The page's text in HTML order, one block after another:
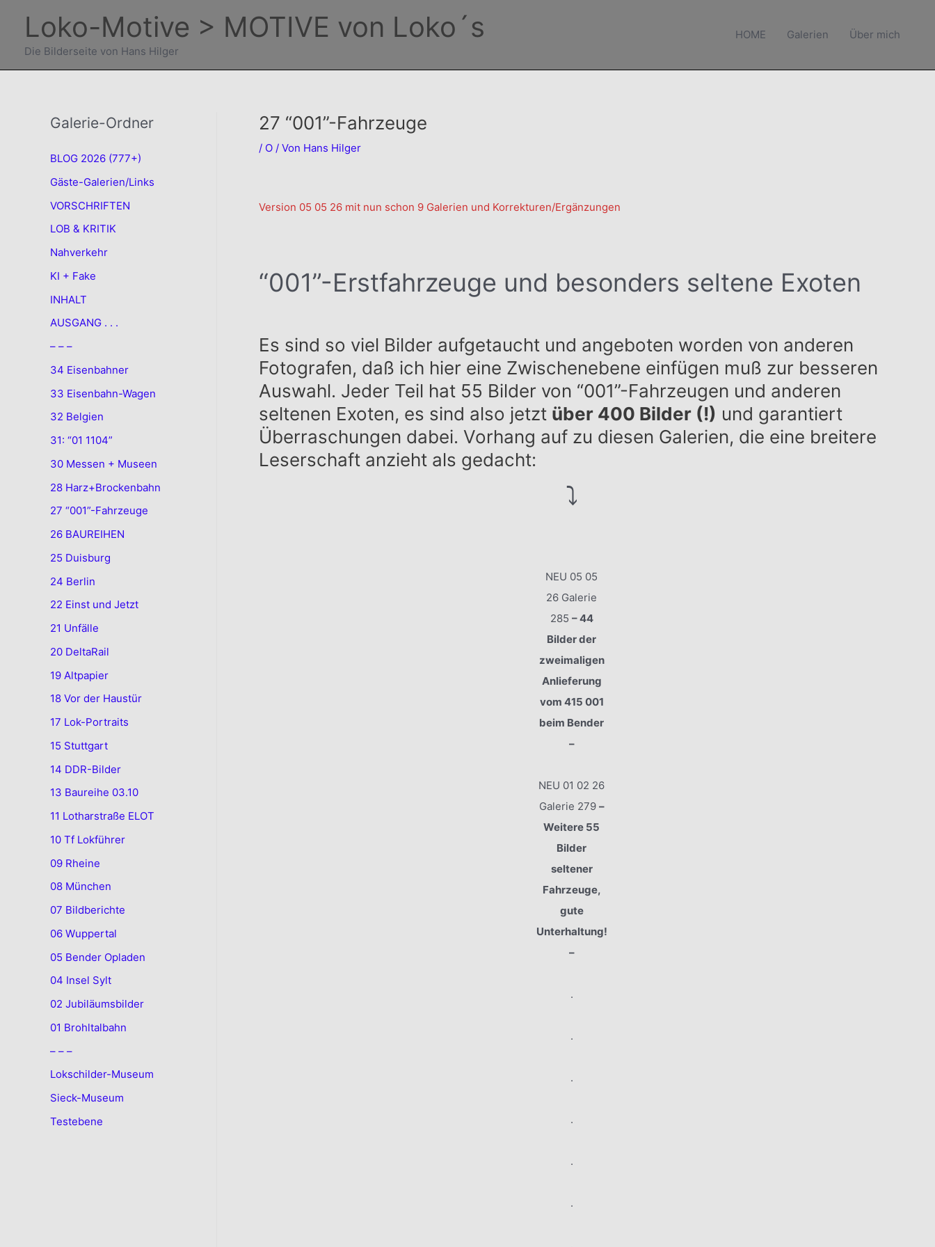
springen
Loko-Motive > MOTIVE von Loko´s
Die Bilderseite von Hans Hilger
HOME Galerien Über mich
Galerie-Ordner
BLOG 2026 (777+)
Gäste-Galerien/Links
VORSCHRIFTEN
LOB & KRITIK
Nahverkehr
KI + Fake
INHALT
AUSGANG . . .
– – –
34 Eisenbahner
33 Eisenbahn-Wagen
32 Belgien
31: “01 1104”
30 Messen + Museen
28 Harz+Brockenbahn
27 “001”-Fahrzeuge
26 BAUREIHEN
25 Duisburg
24 Berlin
22 Einst und Jetzt
21 Unfälle
20 DeltaRail
19 Altpapier
18 Vor der Haustür
17 Lok-Portraits
15 Stuttgart
14 DDR-Bilder
13 Baureihe 03.10
11 Lotharstraße ELOT
10 Tf Lokführer
09 Rheine
08 München
07 Bildberichte
06 Wuppertal
05 Bender Opladen
04 Insel Sylt
02 Jubiläumsbilder
01 Brohltalbahn
– – –
Lokschilder-Museum
Sieck-Museum
Testebene
27 “001”-Fahrzeuge
/ O / Von Hans Hilger
Version 05 05 26 mit nun schon 9 Galerien und Korrekturen/Ergänzungen
“001”-Erstfahrzeuge und besonders seltene Exoten
Es sind so viel Bilder aufgetaucht und angeboten worden von anderen
Fotografen, daß ich hier eine Zwischenebene einfügen muß zur besseren
Auswahl. Jeder Teil hat 55 Bilder von “001”-Fahrzeugen und anderen
seltenen Exoten, es sind also jetzt über 400 Bilder (!) und garantiert
Überraschungen dabei. Vorhang auf zu diesen Galerien, die eine breitere
Leserschaft anzieht als gedacht:
⤵️
NEU 05 05
26 Galerie
285 – 44
Bilder der
zweimaligen
Anlieferung
vom 415 001
beim Bender
–
NEU 01 02 26
Galerie 279 –
Weitere 55
Bilder
seltener
Fahrzeuge,
gute
Unterhaltung!
–
.
.
.
.
.
.